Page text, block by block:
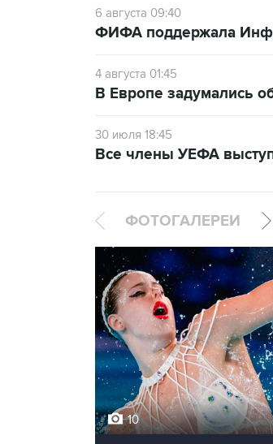
6 августа 09:40
ФИФА поддержала
4 августа 01:45
В Европе задумались
30 июля 18:45
Все члены УЕФА
ФОТОГАЛЕРЕИ
10